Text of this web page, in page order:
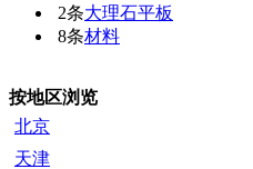
2条大理石平板
8条材料
按地区浏览
北京
天津